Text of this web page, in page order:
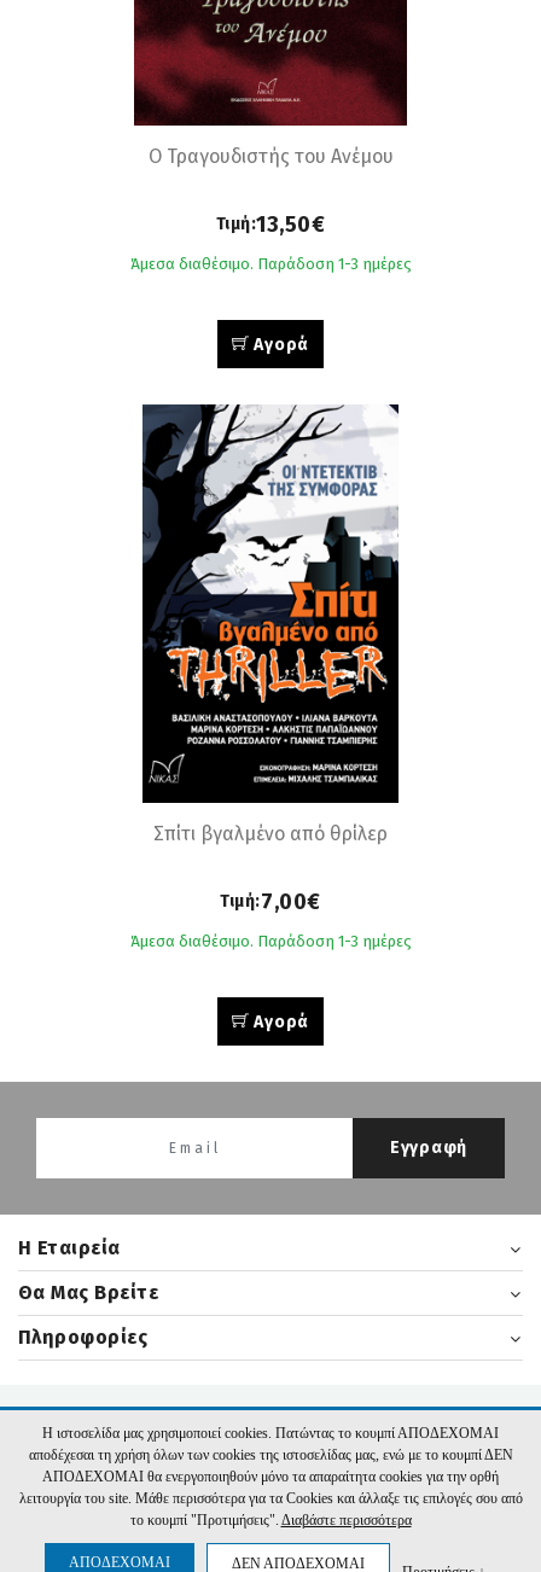
Ο Τραγουδιστής του Ανέμου
Τιμή:13,50€
Άμεσα διαθέσιμο. Παράδοση 1-3 ημέρες
Αγορά
Σπίτι βγαλμένο από θρίλερ
Τιμή:7,00€
Άμεσα διαθέσιμο. Παράδοση 1-3 ημέρες
Αγορά
H Εταιρεία
Εγγραφή
Θα Μας Βρείτε
Πληροφορίες
Η ιστοσελίδα μας χρησιμοποιεί cookies. Πατώντας το κουμπί ΑΠΟΔΕΧΟΜΑΙ
αποδέχεσαι τη χρήση όλων των cookies της ιστοσελίδας μας, ενώ με το κουμπί ΔΕΝ
ΑΠΟΔΕΧΟΜΑΙ θα ενεργοποιηθούν μόνο τα απαραίτητα cookies για την ορθή
λειτουργία του site. Μάθε περισσότερα για τα Cookies και άλλαξε τις επιλογές σου από
το κουμπί "Προτιμήσεις". Διαβάστε περισσότερα
ΑΠΟΔΕΧΟΜΑΙ ΔΕΝ ΑΠΟΔΕΧΟΜΑΙ